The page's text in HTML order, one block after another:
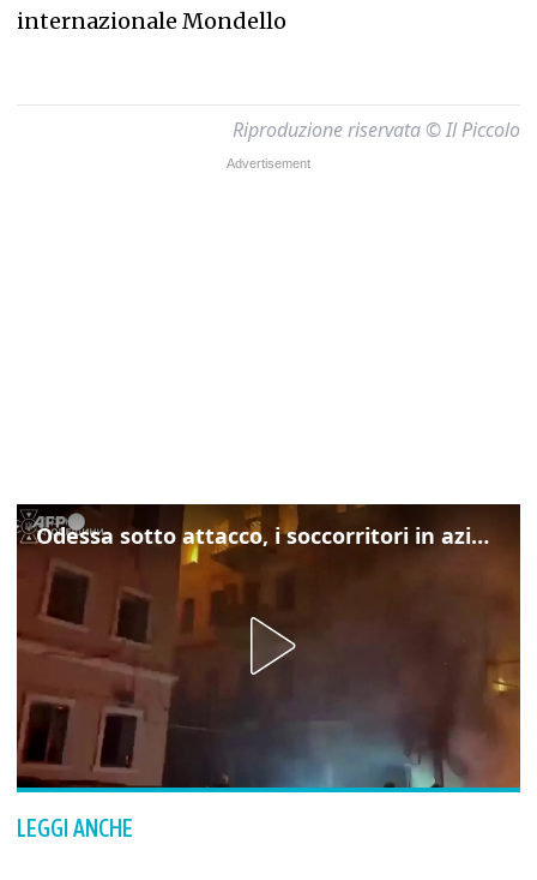
internazionale Mondello
Riproduzione riservata © Il Piccolo
Odessa sotto attacco, i soccorritori in azione
LEGGI ANCHE